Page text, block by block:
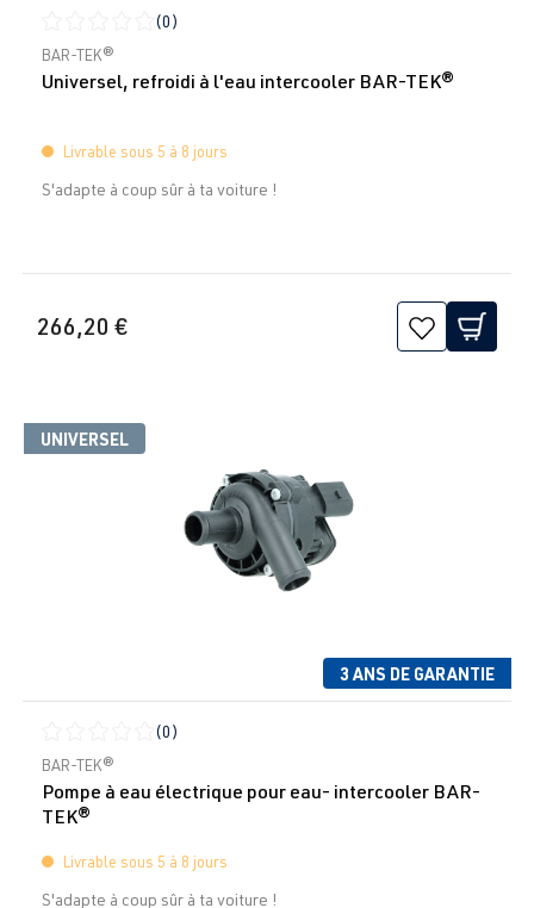
Note moyenne de 0 sur 5 étoiles
(0)
BAR-TEK®
Universel, refroidi à l'eau intercooler BAR-TEK®
Livrable sous 5 à 8 jours
S'adapte à coup sûr à ta voiture !
266,20 €
UNIVERSEL
3 ANS DE GARANTIE
Note moyenne de 0 sur 5 étoiles
(0)
BAR-TEK®
Pompe à eau électrique pour eau- intercooler BAR-
TEK®
Livrable sous 5 à 8 jours
S'adapte à coup sûr à ta voiture !